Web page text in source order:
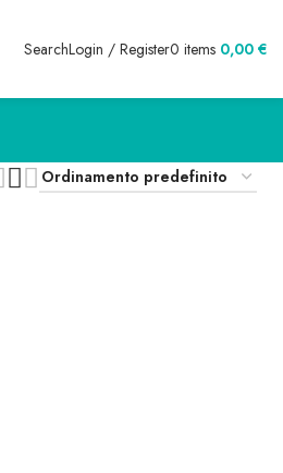
SearchLogin / Register0 items 0,00 €